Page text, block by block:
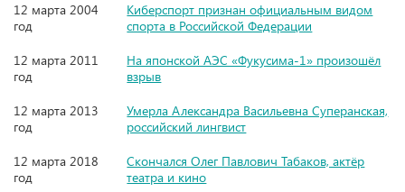
12 марта 2004
год
Киберспорт признан официальным видом
спорта в Российской Федерации
12 марта 2011
год
На японской АЭС «Фукусима-1» произошёл
взрыв
12 марта 2013
год
Умерла Александра Васильевна Суперанская,
российский лингвист
12 марта 2018
год
Скончался Олег Павлович Табаков, актёр
театра и кино